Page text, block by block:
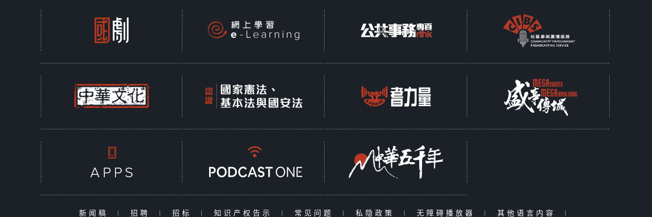
新闻稿 | 招聘 | 招标 | 知识产权告示 | 常见问题 | 私隐政策 | 无障碍播放器 | 其他语言内容 |